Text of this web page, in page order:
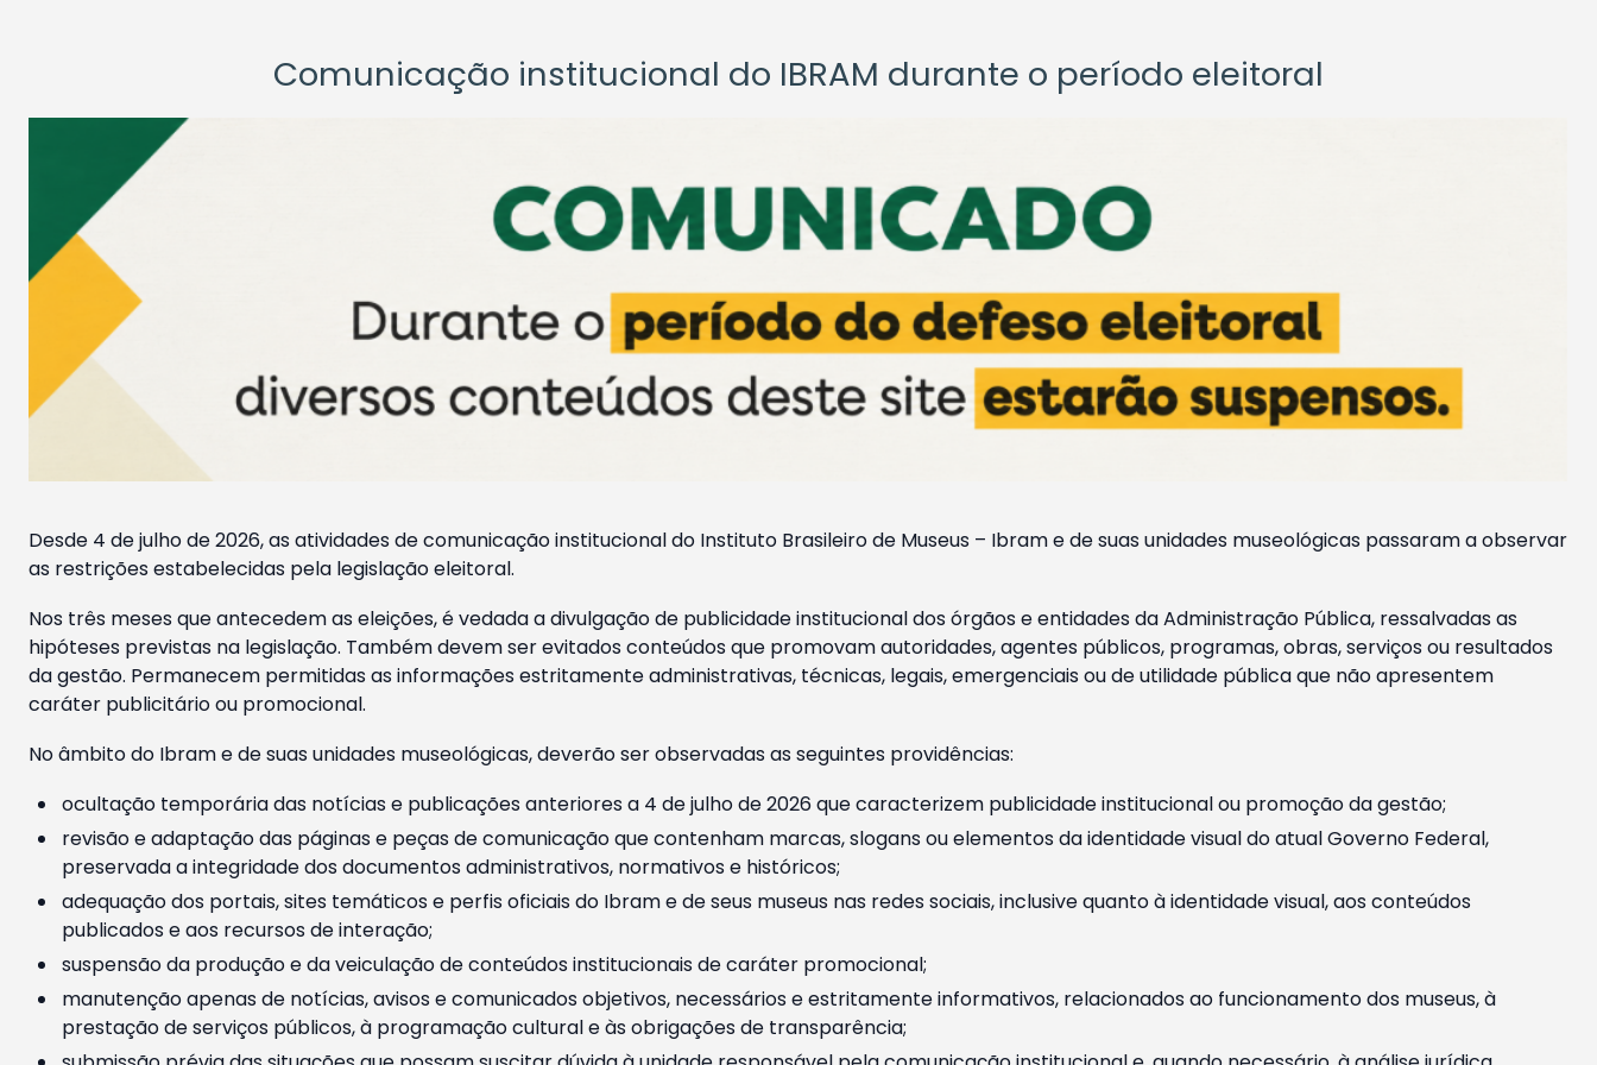
Comunicação institucional do IBRAM durante o período eleitoral
Desde 4 de julho de 2026, as atividades de comunicação institucional do Instituto Brasileiro de Museus – Ibram e de suas unidades museológicas passaram a observar
as restrições estabelecidas pela legislação eleitoral.
Nos três meses que antecedem as eleições, é vedada a divulgação de publicidade institucional dos órgãos e entidades da Administração Pública, ressalvadas as
hipóteses previstas na legislação. Também devem ser evitados conteúdos que promovam autoridades, agentes públicos, programas, obras, serviços ou resultados
da gestão. Permanecem permitidas as informações estritamente administrativas, técnicas, legais, emergenciais ou de utilidade pública que não apresentem
caráter publicitário ou promocional.
No âmbito do Ibram e de suas unidades museológicas, deverão ser observadas as seguintes providências:
ocultação temporária das notícias e publicações anteriores a 4 de julho de 2026 que caracterizem publicidade institucional ou promoção da gestão;
revisão e adaptação das páginas e peças de comunicação que contenham marcas, slogans ou elementos da identidade visual do atual Governo Federal,
preservada a integridade dos documentos administrativos, normativos e históricos;
adequação dos portais, sites temáticos e perfis oficiais do Ibram e de seus museus nas redes sociais, inclusive quanto à identidade visual, aos conteúdos
publicados e aos recursos de interação;
suspensão da produção e da veiculação de conteúdos institucionais de caráter promocional;
manutenção apenas de notícias, avisos e comunicados objetivos, necessários e estritamente informativos, relacionados ao funcionamento dos museus, à
prestação de serviços públicos, à programação cultural e às obrigações de transparência;